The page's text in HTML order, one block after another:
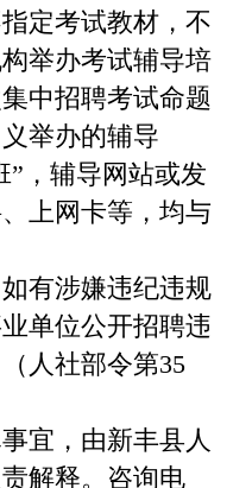
定考试教材，不
举办考试辅导培
中招聘考试命题
举办的辅导
”，辅导网站或发
上网卡等，均与
有涉嫌违纪违规
单位公开招聘违
人社部令第35
宜，由新丰县人
解释。咨询电